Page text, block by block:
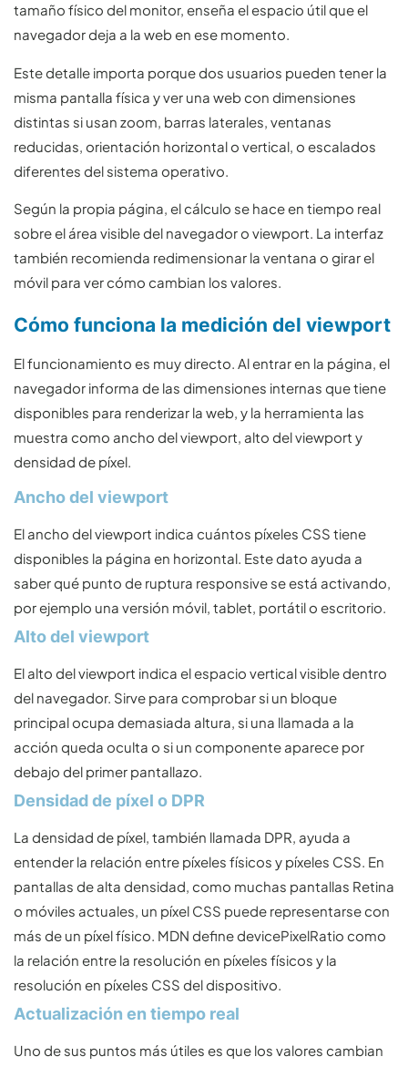
tamaño físico del monitor, enseña el espacio útil que el
navegador deja a la web en ese momento.
Este detalle importa porque dos usuarios pueden tener la
misma pantalla física y ver una web con dimensiones
distintas si usan zoom, barras laterales, ventanas
reducidas, orientación horizontal o vertical, o escalados
diferentes del sistema operativo.
Según la propia página, el cálculo se hace en tiempo real
sobre el área visible del navegador o viewport. La interfaz
también recomienda redimensionar la ventana o girar el
móvil para ver cómo cambian los valores.
Cómo funciona la medición del viewport
El funcionamiento es muy directo. Al entrar en la página, el
navegador informa de las dimensiones internas que tiene
disponibles para renderizar la web, y la herramienta las
muestra como ancho del viewport, alto del viewport y
densidad de píxel.
Ancho del viewport
El ancho del viewport indica cuántos píxeles CSS tiene
disponibles la página en horizontal. Este dato ayuda a
saber qué punto de ruptura responsive se está activando,
por ejemplo una versión móvil, tablet, portátil o escritorio.
Alto del viewport
El alto del viewport indica el espacio vertical visible dentro
del navegador. Sirve para comprobar si un bloque
principal ocupa demasiada altura, si una llamada a la
acción queda oculta o si un componente aparece por
debajo del primer pantallazo.
Densidad de píxel o DPR
La densidad de píxel, también llamada DPR, ayuda a
entender la relación entre píxeles físicos y píxeles CSS. En
pantallas de alta densidad, como muchas pantallas Retina
o móviles actuales, un píxel CSS puede representarse con
más de un píxel físico. MDN define devicePixelRatio como
la relación entre la resolución en píxeles físicos y la
resolución en píxeles CSS del dispositivo.
Actualización en tiempo real
Uno de sus puntos más útiles es que los valores cambian